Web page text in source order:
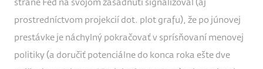
strane Fed na svojom zasadnutí signalizoval (aj
prostredníctvom projekcií dot. plot grafu), že po júnovej
prestávke je náchylný pokračovať v sprísňovaní menovej
politiky (a doručiť potenciálne do konca roka ešte dve